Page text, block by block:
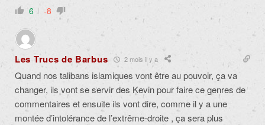
6 -8
Les Trucs de Barbus 2 mois il y a
Quand nos talibans islamiques vont être au pouvoir, ça va
changer, ils vont se servir des Kevin pour faire ce genres de
commentaires et ensuite ils vont dire, comme il y a une
montée d’intolérance de l’extrême-droite , ça sera plus